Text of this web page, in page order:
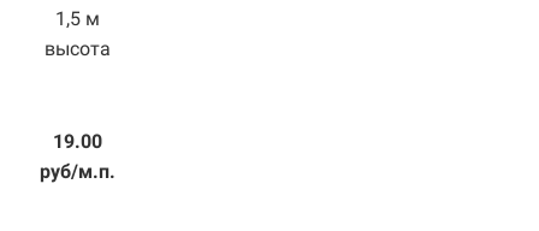
1,5 м
высота
19.00
руб/м.п.